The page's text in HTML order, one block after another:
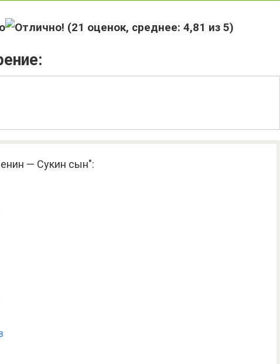
(21 оценок, среднее: 4,81 из 5)
— Сукин сын":